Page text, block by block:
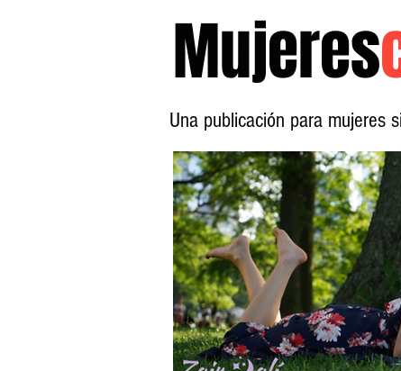
Mujeres
Una publicación para mujeres